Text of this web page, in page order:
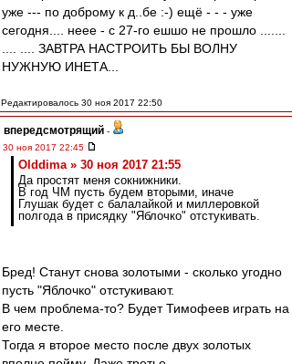
уже --- по доброму к д..бе :-) ещё - - - уже
сегодня.... неее - с 27-го ешшо не прошло .......
.... .... ЗАВТРА НАСТРОИТЬ БЫ ВОЛНУ
НУЖНУЮ ИНЕТА...
Редактировалось 30 ноя 2017 22:50
впередсмотрящий -
30 ноя 2017 22:45
Olddima » 30 ноя 2017 21:55
Да простят меня сокнижники.
В год ЧМ пусть будем вторыми, иначе
Глушак будет с балалайкой и миллеровкой
полгода в присядку "Яблочко" отстукивать.
Бред! Станут снова золотыми - сколько угодно
пусть "Яблочко" отстукивают.
В чем проблема-то? Будет Тимофеев играть на
его месте.
Тогда я второе место после двух золотых